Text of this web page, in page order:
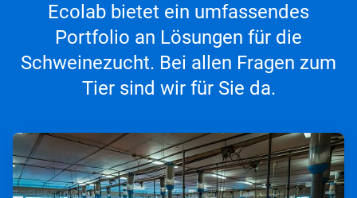
Ecolab bietet ein umfassendes
Portfolio an Lösungen für die
Schweinezucht. Bei allen Fragen zum
Tier sind wir für Sie da.
ArticleTile
1
von
3